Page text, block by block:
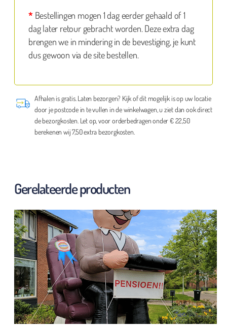
* Bestellingen mogen 1 dag eerder gehaald of 1
dag later retour gebracht worden. Deze extra dag
brengen we in mindering in de bevestiging, je kunt
dus gewoon via de site bestellen.
Afhalen is gratis. Laten bezorgen? Kijk of dit mogelijk is op uw locatie
door je postcode in te vullen in de winkelwagen, u ziet dan ook direct
de bezorgkosten. Let op, voor orderbedragen onder € 22,50
berekenen wij 7,50 extra bezorgkosten.
Gerelateerde producten